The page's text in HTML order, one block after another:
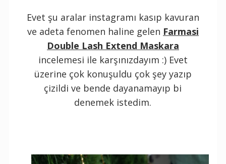
Evet şu aralar instagramı kasıp kavuran
ve adeta fenomen haline gelen Farmasi
Double Lash Extend Maskara
incelemesi ile karşınızdayım :) Evet
üzerine çok konuşuldu çok şey yazıp
çizildi ve bende dayanamayıp bi
denemek istedim.